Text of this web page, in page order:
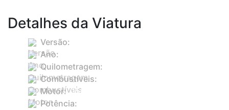
Detalhes da Viatura
Versão:
Ano:
Quilometragem:
Combustíveis:
Motor: 1560
Potência: